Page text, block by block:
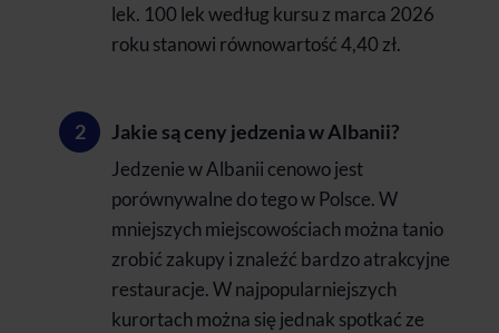
lek. 100 lek według kursu z marca 2026
roku stanowi równowartość 4,40 zł.
Jakie są ceny jedzenia w Albanii?
Jedzenie w Albanii cenowo jest
porównywalne do tego w Polsce. W
mniejszych miejscowościach można tanio
zrobić zakupy i znaleźć bardzo atrakcyjne
restauracje. W najpopularniejszych
kurortach można się jednak spotkać ze